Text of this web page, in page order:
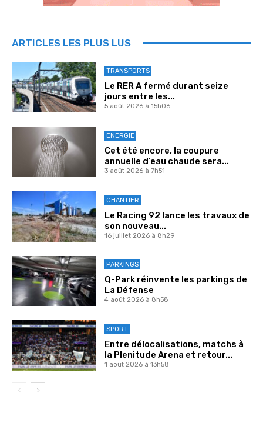
ARTICLES LES PLUS LUS
TRANSPORTS
Le RER A fermé durant seize
jours entre les...
5 août 2026 à 15h06
ENERGIE
Cet été encore, la coupure
annuelle d’eau chaude sera...
3 août 2026 à 7h51
CHANTIER
Le Racing 92 lance les travaux de
son nouveau...
16 juillet 2026 à 8h29
PARKINGS
Q-Park réinvente les parkings de
La Défense
4 août 2026 à 8h58
SPORT
Entre délocalisations, matchs à
la Plenitude Arena et retour...
1 août 2026 à 13h58